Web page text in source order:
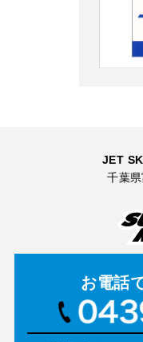
JET
千葉
お電話